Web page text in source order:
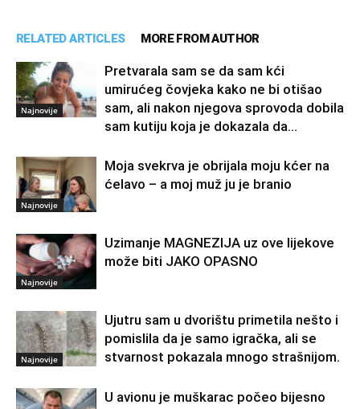
RELATED ARTICLES MORE FROM AUTHOR
Najnovije
Pretvarala sam se da sam kći
umirućeg čovjeka kako ne bi otišao
sam, ali nakon njegova sprovoda dobila
sam kutiju koja je dokazala da...
Najnovije
Moja svekrva je obrijala moju kćer na
ćelavo – a moj muž ju je branio
Najnovije
Uzimanje MAGNEZIJA uz ove lijekove
može biti JAKO OPASNO
Najnovije
Ujutru sam u dvorištu primetila nešto i
pomislila da je samo igračka, ali se
stvarnost pokazala mnogo strašnijom.
U avionu je muškarac počeo bijesno